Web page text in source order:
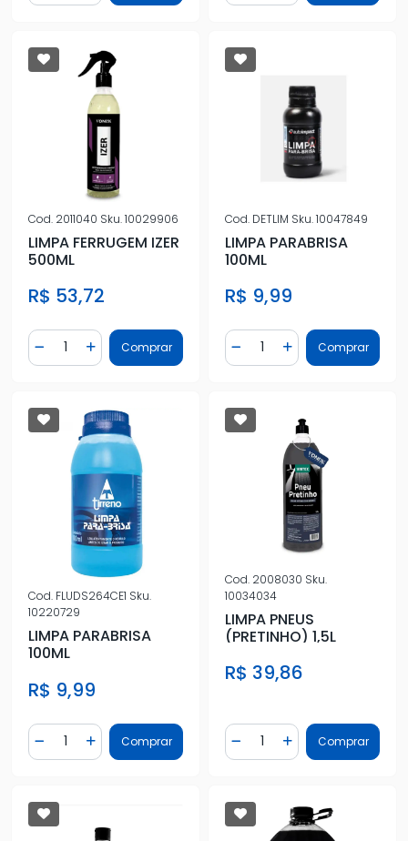
Cod. 2011040 Sku.10029906
LIMPA FERRUGEM IZER
500ML
R$ 53,72
Diminuir Quantidade
Quantidade
Adicionar Quantidade
Comprar
Cod. DETLIM Sku.10047849
LIMPA PARABRISA
100ML
R$ 9,99
Diminuir Quantidade
Quantidade
AdicionarComprar
Cod. FLUDS264CE1 Sku.
10220729
LIMPA PARABRISA
100ML
R$ 9,99
Diminuir Quantidade
Quantidade
Adicionar Quantidade
Comprar
Cod. 2008030 Sku.
10034034
LIMPA PNEUS
(PRETINHO) 1,5L
R$ 39,86
Diminuir Quantidade
Quantidade
AdicionarComprar